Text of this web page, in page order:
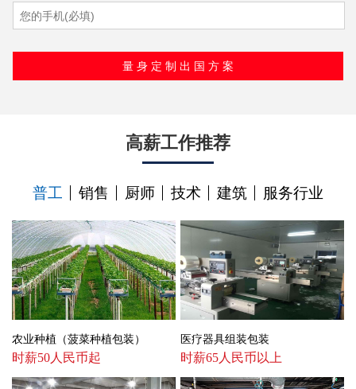
高薪工作推荐
普工 销售 厨师 技术 建筑 服务行业
农业种植（菠菜种植包装）
时薪50人民币起
医疗器具组装包装
时薪65人民币以上